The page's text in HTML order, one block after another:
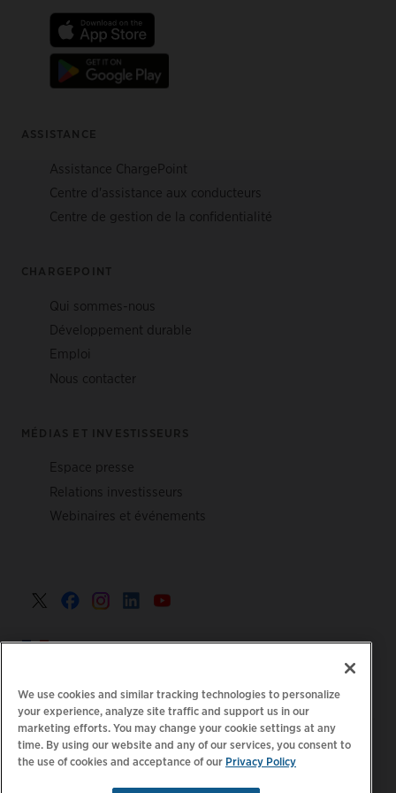
ASSISTANCE
Assistance ChargePoint
Centre d'assistance aux conducteurs
Centre de gestion de la confidentialité
CHARGEPOINT
Qui sommes-nous
Développement durable
Emploi
Nous contacter
MÉDIAS ET INVESTISSEURS
Espace presse
Relations investisseurs
Webinaires et événements
France >
Politique de confidentialité Vos choix de confidentialité
| Juridique | Relevé d'accessibilité |
Code de conduite
We use cookies and similar tracking technologies to personalize
your experience, analyze site traffic and support us in our
marketing efforts. You may change your cookie settings at any
time. By using our website and any of our services, you consent to
the use of cookies and acceptance of our Privacy Policy